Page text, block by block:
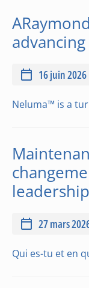
16 juin 2026
27 mars